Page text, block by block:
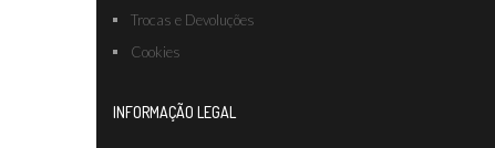
Trocas e Devoluções
Cookies
INFORMAÇÃO LEGAL